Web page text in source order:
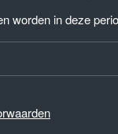
worden in deze